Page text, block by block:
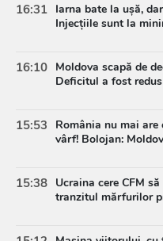
16:31 Iarna bate la ușă,
Injecțiile sunt la
16:10 Moldova scapă de
Deficitul a fost
15:53
România nu mai
vârf! Bolojan:
15:38 Ucraina cere CFM
tranzitul mărfurilor